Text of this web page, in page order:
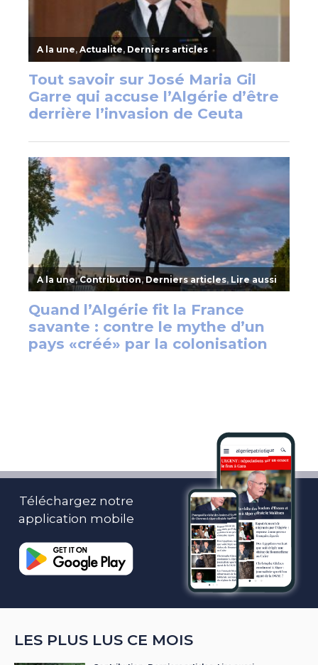
Téléchargez notre
application mobile
LES PLUS LUS CE MOIS